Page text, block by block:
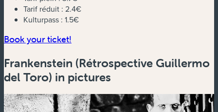
Tarif réduit : 2.4€
Kulturpass : 1.5€
Book your ticket!
Frankenstein (Rétrospective Guillermo
del Toro) in pictures